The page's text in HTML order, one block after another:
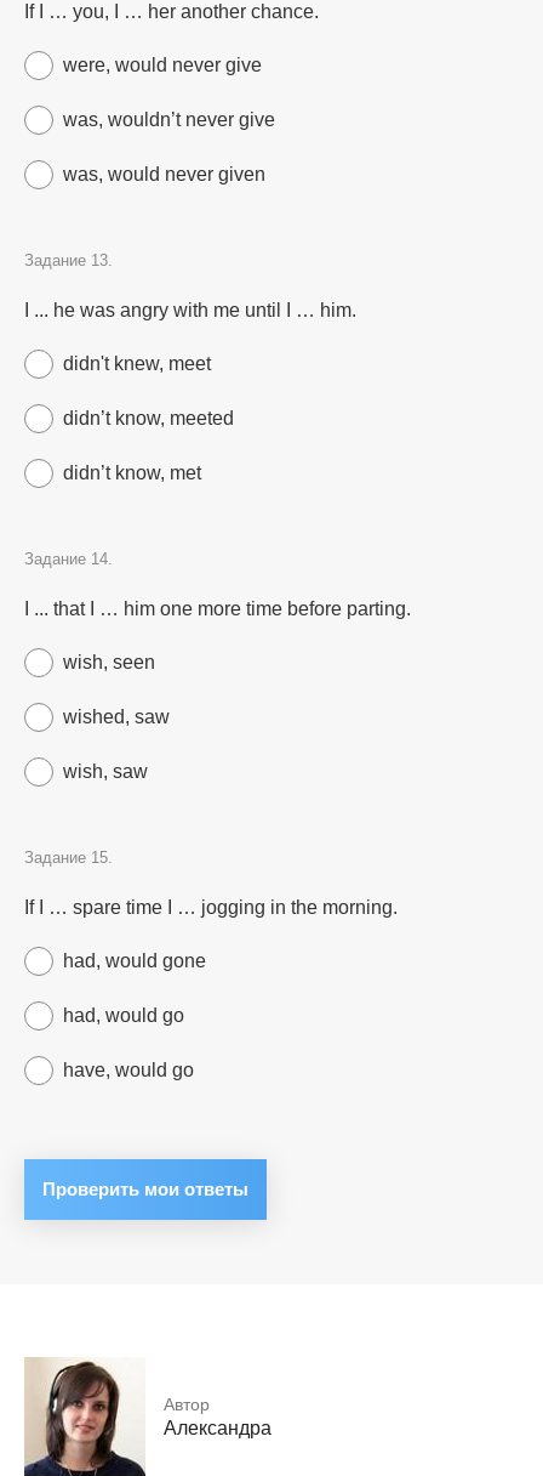
If I … you, I … her another chance.
were, would never give
was, wouldn’t never give
was, would never given
Задание 13.
I ... he was angry with me until I … him.
didn't knew, meet
didn’t know, meeted
didn’t know, met
Задание 14.
I ... that I … him one more time before parting.
wish, seen
wished, saw
wish, saw
Задание 15.
If I … spare time I … jogging in the morning.
had, would gone
had, would go
have, would go
Автор
Александра